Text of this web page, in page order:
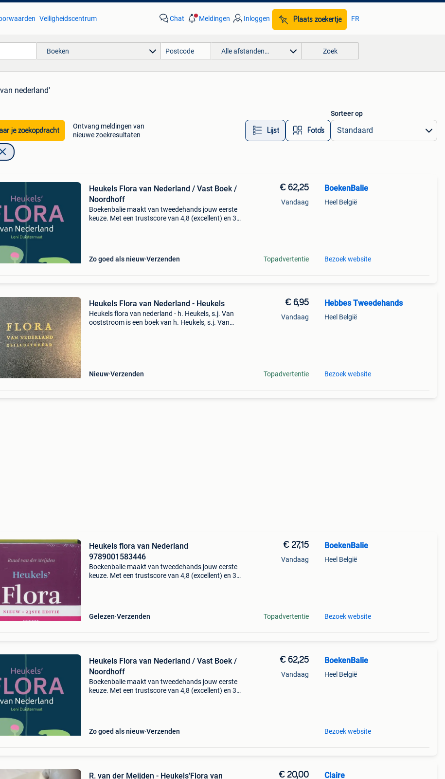
Veiligheidscentrum Chat Meldingen Inloggen Plaats zoekertje FR
Boeken Alle afstanden… Zoek
nederland'
je zoekopdracht
Ontvang meldingen van
nieuwe zoekresultaten
Lijst Foto’s
Sorteer op
Heukels Flora van Nederland / Vast Boek /
Noordhoff
Boekenbalie maakt van tweedehands jouw eerste
keuze. Met een trustscore van 4,8 (excellent) en 30
Zo goed als nieuw Verzenden
€ 62,25
Vandaag
Topadvertentie
BoekenBalie
Heel België
Bezoek website
Heukels Flora van Nederland - Heukels
Heukels flora van nederland - h. Heukels, s.j. Van
ooststroom is een boek van h. Heukels, s.j. Van
Nieuw Verzenden
€ 6,95
Vandaag
Topadvertentie
Hebbes Tweedehands
Heel België
Bezoek website
Heukels flora van Nederland
9789001583446
Boekenbalie maakt van tweedehands jouw eerste
keuze. Met een trustscore van 4,8 (excellent) en 30
Gelezen Verzenden
€ 27,15
Vandaag
Topadvertentie
BoekenBalie
Heel België
Bezoek website
Heukels Flora van Nederland / Vast Boek /
Noordhoff
Boekenbalie maakt van tweedehands jouw eerste
keuze. Met een trustscore van 4,8 (excellent) en 30
Zo goed als nieuw Verzenden
€ 62,25
Vandaag
BoekenBalie
Heel België
Bezoek website
R. van der Meijden - Heukels'Flora van
€ 20,00 Claire